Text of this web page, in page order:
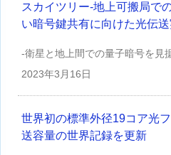
スカイツリー-地上可搬局で
い暗号鍵共有に向けた光伝
-衛星と地上間での量子暗号を見
2023年3月16日
世界初の標準外径19コア光
送容量の世界記録を更新